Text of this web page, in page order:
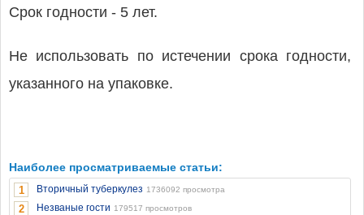
Срок годности - 5 лет.
Не использовать по истечении срока годности,
указанного на упаковке.
Наиболее просматриваемые статьи:
1 Вторичный туберкулез 1736092 просмотра
2 Незваные гости 179517 просмотров